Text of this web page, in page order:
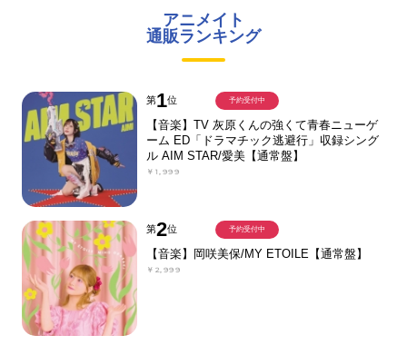
アニメイト
通販ランキング
第1位
【音楽】TV 灰原くんの強くて青春ニューゲ
ーム ED「ドラマチック逃避行」収録シング
ル AIM STAR/愛美【通常盤】
￥1,999
予約受付中
第2位
【音楽】岡咲美保/MY ETOILE【通常盤】
￥2,999
予約受付中